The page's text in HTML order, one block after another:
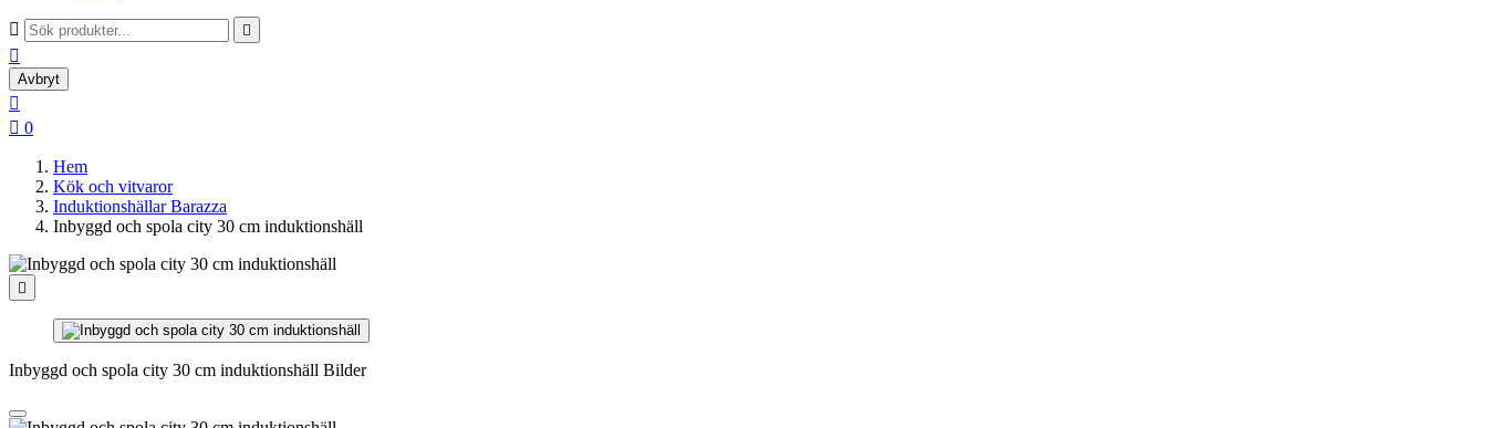
 

Avbryt

 0
Hem
Kök och vitvaror
Induktionshällar Barazza
Inbyggd och spola city 30 cm induktionshäll

Inbyggd och spola city 30 cm induktionshäll Bilder